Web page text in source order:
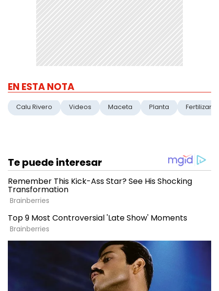
EN ESTA NOTA
Calu Rivero Videos Maceta Planta Fertilizante